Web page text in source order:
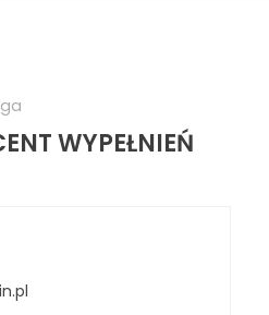
WYPEŁNIEŃ